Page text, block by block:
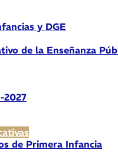
y DGE
de la Enseñanza
2027
de Primera Infancia